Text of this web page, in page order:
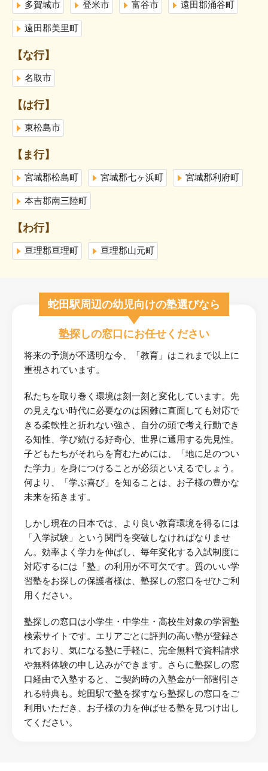
多賀城市 登米市 富谷市 遠田郡涌谷町
遠田郡美里町
【な行】
名取市
【は行】
東松島市
【ま行】
宮城郡松島町 宮城郡七ヶ浜町 宮城郡利府町
本吉郡南三陸町
【わ行】
亘理郡亘理町 亘理郡山元町
蛇田駅周辺の幼児向けの塾選びなら
塾探しの窓口にお任せください
将来の予測が不透明な今、「教育」はこれまで以上に
重視されています。
私たちを取り巻く環境は刻一刻と変化しています。先
の見えない時代に必要なのは困難に直面しても対応で
きる柔軟性と折れない強さ、自分の頭で考え行動でき
る知性、学び続ける好奇心、世界に通用する先見性。
子どもたちがそれらを育むためには、「地に足のつい
た学力」を身につけることが必須といえるでしょう。
何より、「学ぶ喜び」を知ることは、お子様の豊かな
未来を拓きます。
しかし現在の日本では、より良い教育環境を得るには
「入学試験」という関門を突破しなければなりませ
ん。効率よく学力を伸ばし、毎年変化する入試制度に
対応するには「塾」の利用が不可欠です。質のいい学
習塾をお探しの保護者様は、塾探しの窓口をぜひご利
用ください。
塾探しの窓口は小学生・中学生・高校生対象の学習塾
検索サイトです。エリアごとに評判の高い塾が登録さ
れており、気になる塾に手軽に、完全無料で資料請求
や無料体験の申し込みができます。さらに塾探しの窓
口経由で入塾すると、ご契約時の入塾金が一部割引さ
れる特典も。蛇田駅で塾を探すなら塾探しの窓口をご
利用いただき、お子様の力を伸ばせる塾を見つけ出し
てください。